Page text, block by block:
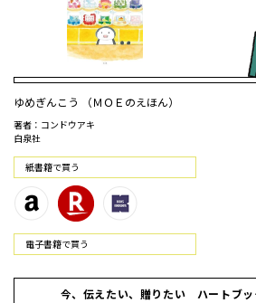
ゆめぎんこう （ＭＯＥのえほん）
著者：コンドウアキ
白泉社
紙書籍で買う
電⼦書籍で買う
今、伝えたい、贈りたい ハートブ